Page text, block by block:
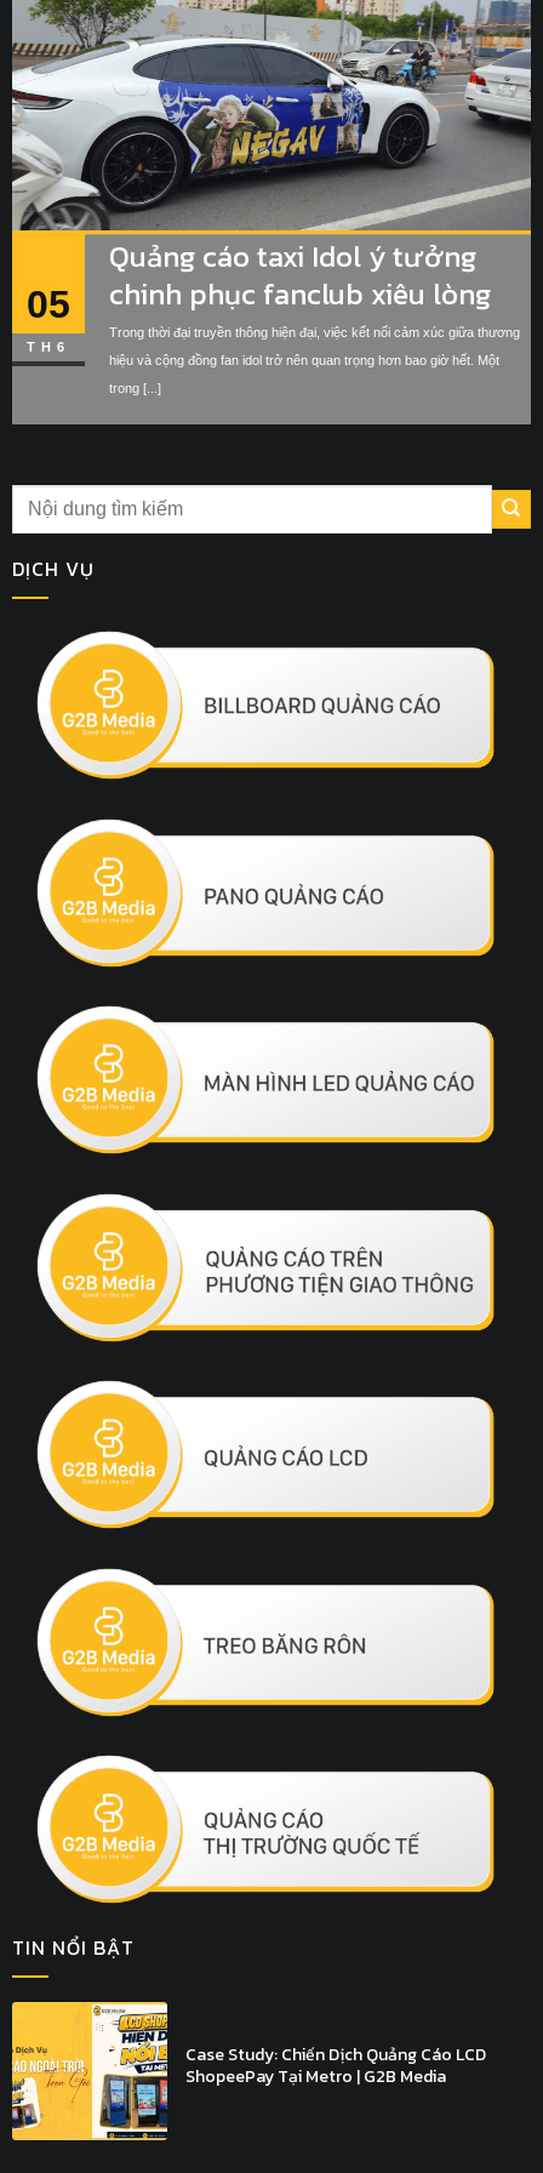
05
TH6
Quảng cáo taxi Idol ý tưởng
chinh phục fanclub xiêu lòng
Trong thời đại truyền thông hiện đại, việc kết nối cảm xúc giữa thương
hiệu và cộng đồng fan idol trở nên quan trọng hơn bao giờ hết. Một
trong [...]
DỊCH VỤ
TIN NỔI BẬT
Case Study: Chiến Dịch Quảng Cáo LCD
ShopeePay Tại Metro | G2B Media